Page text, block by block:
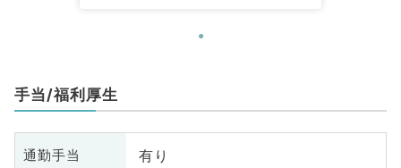
内科、外科系全般、一般外科、消
手当/福利厚生
通勤手当 有り